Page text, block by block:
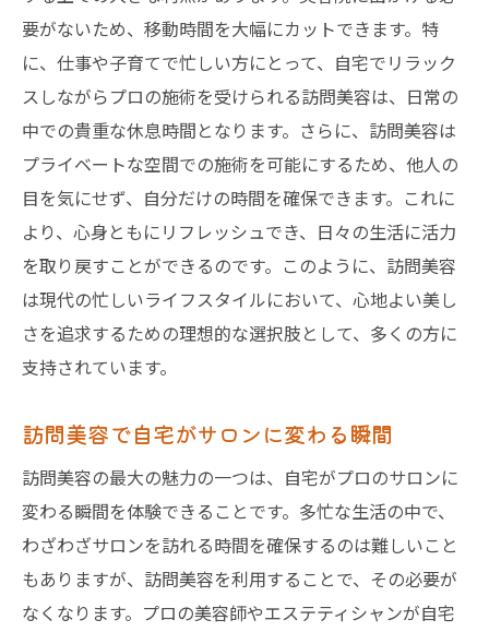
訪問美容のプロを迎えるための心構え
訪問美容師との良好な関係を築く方法
訪問美容を依頼する際のリスク管理
訪問美容の施術環境を整える重要性
訪問美容のプロが安心して働ける条件
訪問美容で求められるホスピタリティ
訪問美容利用者の声から学ぶ満足度を高める秘
訣
訪問美容満足度を高めるコツ
訪問美容のフィードバックを活かす方法
体験者の声から得る訪問美容の魅力
訪問美容リピーターが増える理由
訪問美容で得られる心地よい体験のための第一
歩
要がないため、移動時間を大幅にカットできます。特
に、仕事や子育てで忙しい方にとって、自宅でリラック
スしながらプロの施術を受けられる訪問美容は、日常の
中での貴重な休息時間となります。さらに、訪問美容は
プライベートな空間での施術を可能にするため、他人の
目を気にせず、自分だけの時間を確保できます。これに
より、心身ともにリフレッシュでき、日々の生活に活力
を取り戻すことができるのです。このように、訪問美容
は現代の忙しいライフスタイルにおいて、心地よい美し
さを追求するための理想的な選択肢として、多くの方に
支持されています。
訪問美容で自宅がサロンに変わる瞬間
訪問美容の最大の魅力の一つは、自宅がプロのサロンに
変わる瞬間を体験できることです。多忙な生活の中で、
わざわざサロンを訪れる時間を確保するのは難しいこと
もありますが、訪問美容を利用することで、その必要が
なくなります。プロの美容師やエステティシャンが自宅